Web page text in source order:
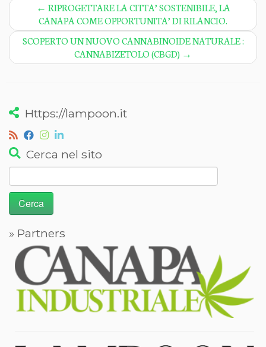
← RIPROGETTARE LA CITTA’ SOSTENIBILE, LA
CANAPA COME OPPORTUNITA’ DI RILANCIO.
SCOPERTO UN NUOVO CANNABINOIDE NATURALE :
CANNABIZETOLO (CBGD) →
Https://lampoon.it
Cerca nel sito
per:
» Partners